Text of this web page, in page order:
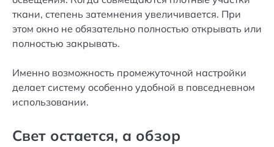
ткани, степень затемнения увеличивается. При
этом окно не обязательно полностью открывать или
полностью закрывать.
Именно возможность промежуточной настройки
делает систему особенно удобной в повседневном
использовании.
Свет остается, а обзор